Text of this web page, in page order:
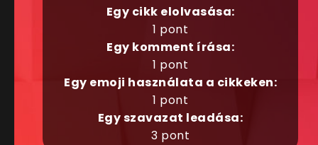
Egy cikk elolvasása:
1 pont
Egy komment írása:
1 pont
Egy emoji használata a cikkeken:
1 pont
Egy szavazat leadása:
3 pont